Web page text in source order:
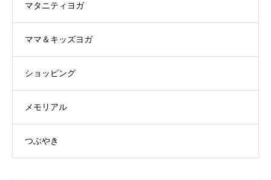
マタニティヨガ
ママ＆キッズヨガ
ショッピング
メモリアル
つぶやき